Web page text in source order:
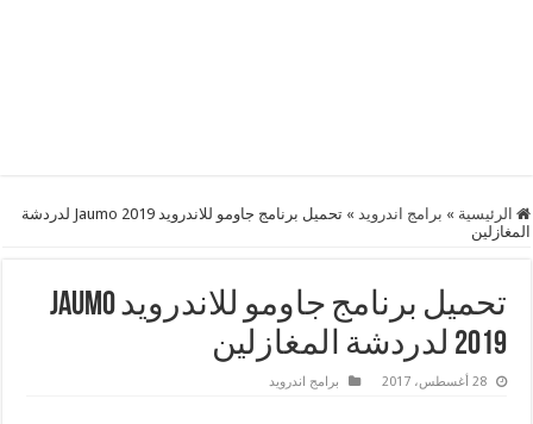
الرئيسية » برامج اندرويد »
تحميل برنامج جاومو للاندرويد Jaumo 2019 لدردشة
المغازلين
تحميل برنامج جاومو للاندرويد Jaumo
2019 لدردشة المغازلين
28 أغسطس، 2017 برامج اندرويد